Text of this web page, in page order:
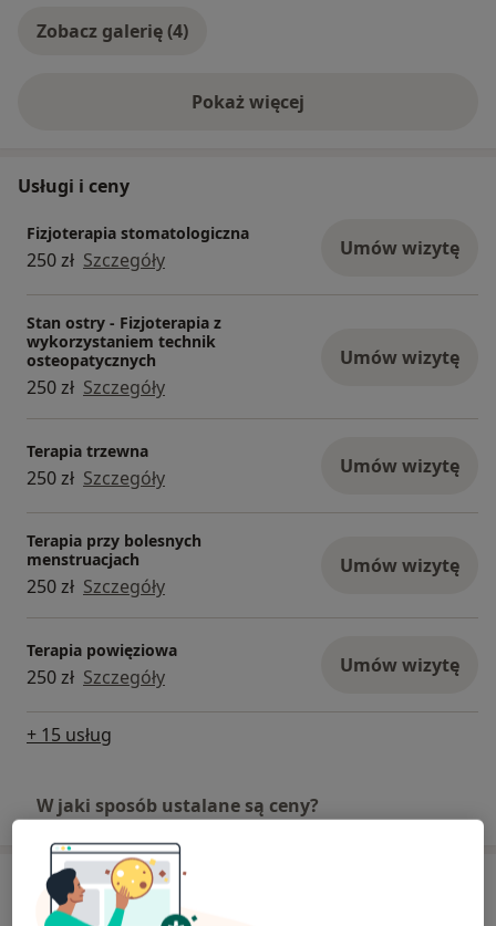
Zobacz galerię (4)
Pokaż więcejo doświadczeniu
Usługi i ceny
Fizjoterapia stomatologiczna
250 zł Szczegóły Umów wizytę
Stan ostry - Fizjoterapia z
wykorzystaniem technik
osteopatycznych
250 zł Szczegóły
Umów wizytę
Terapia trzewna
250 zł Szczegóły Umów wizytę
Terapia przy bolesnych
menstruacjach
250 zł Szczegóły
Umów wizytę
Terapia powięziowa
250 zł Szczegóły Umów wizytę
+ 15 usług
W jaki sposób ustalane są ceny?
Adres